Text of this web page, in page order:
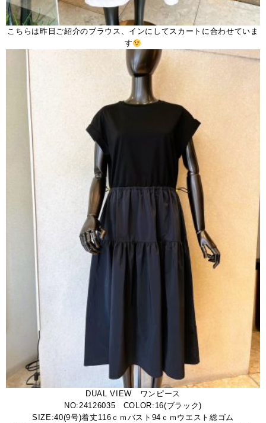
こちらは昨日ご紹介のブラウス、インにしてスカートに合わせていま
す
DUAL VIEW ワンピース
NO:24126035 COLOR:16(ブラック)
SIZE:40(9号)着丈116ｃｍバスト94ｃｍウエスト総ゴム